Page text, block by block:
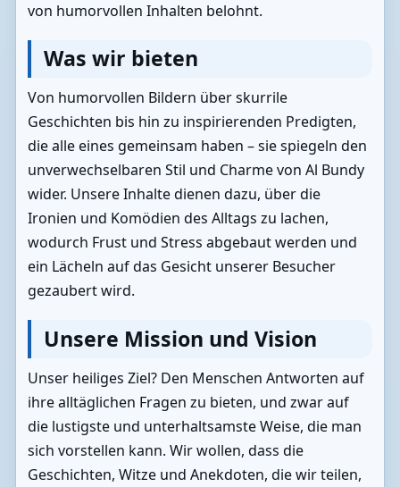
von humorvollen Inhalten belohnt.
Was wir bieten
Von humorvollen Bildern über skurrile
Geschichten bis hin zu inspirierenden Predigten,
die alle eines gemeinsam haben – sie spiegeln den
unverwechselbaren Stil und Charme von Al Bundy
wider. Unsere Inhalte dienen dazu, über die
Ironien und Komödien des Alltags zu lachen,
wodurch Frust und Stress abgebaut werden und
ein Lächeln auf das Gesicht unserer Besucher
gezaubert wird.
Unsere Mission und Vision
Unser heiliges Ziel? Den Menschen Antworten auf
ihre alltäglichen Fragen zu bieten, und zwar auf
die lustigste und unterhaltsamste Weise, die man
sich vorstellen kann. Wir wollen, dass die
Geschichten, Witze und Anekdoten, die wir teilen,